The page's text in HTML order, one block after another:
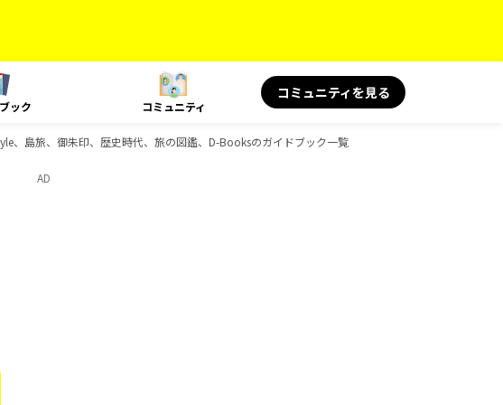
ック コミュニティ
コミュニティを見る
、島旅、御朱印、歴史時代、旅の図鑑、D-Booksのガイドブック一覧
AD